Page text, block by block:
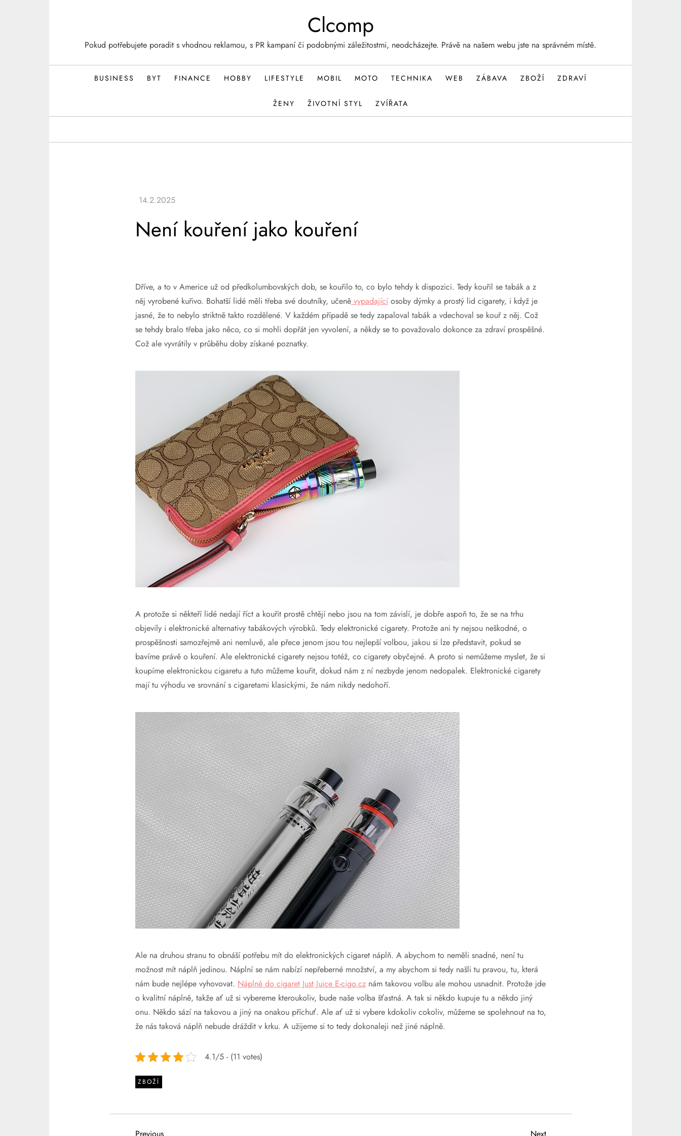
Clcomp
Pokud potřebujete poradit s vhodnou reklamou, s PR kampaní či podobnými záležitostmi, neodcházejte. Právě na našem webu jste na správném místě.
BUSINESS BYT FINANCE HOBBY LIFESTYLE MOBIL MOTO TECHNIKA WEB ZÁBAVA ZBOŽÍ ZDRAVÍ
ŽENY ŽIVOTNÍ STYL ZVÍŘATA
Není kouření jako kouření
Dříve, a to v Americe už od předkolumbovských dob, se kouřilo to, co bylo tehdy k dispozici. Tedy kouřil se tabák a z
něj vyrobené kuřivo. Bohatší lidé měli třeba své doutníky, učeněvypadajícíosoby dýmky a prostý lid cigarety, i když je
jasné, že to nebylo striktně takto rozdělené. V každém případě se tedy zapaloval tabák a vdechoval se kouř z něj. Což
se tehdy bralo třeba jako něco, co si mohli dopřát jen vyvolení, a někdy se to považovalo dokonce za zdraví prospěšné.
Což ale vyvrátily v průběhu doby získané poznatky.
A protože si někteří lidé nedají říct a kouřit prostě chtějí nebo jsou na tom závislí, je dobře aspoň to, že se na trhu
objevily i elektronické alternativy tabákových výrobků. Tedy elektronické cigarety. Protože ani ty nejsou neškodné, o
prospěšnosti samozřejmě ani nemluvě, ale přece jenom jsou tou nejlepší volbou, jakou si lze představit, pokud se
bavíme právě o kouření. Ale elektronické cigarety nejsou totéž, co cigarety obyčejné. A proto si nemůžeme myslet, že si
koupíme elektronickou cigaretu a tuto můžeme kouřit, dokud nám z ní nezbyde jenom nedopalek. Elektronické cigarety
mají tu výhodu ve srovnání s cigaretami klasickými, že nám nikdy nedohoří.
Ale na druhou stranu to obnáší potřebu mít do elektronických cigaret náplň. A abychom to neměli snadné, není tu
možnost mít náplň jedinou. Náplní se nám nabízí nepřeberné množství, a my abychom si tedy našli tu pravou, tu, která
nám bude nejlépe vyhovovat. Náplně do cigaret Just Juice E-cigo.cznám takovou volbu ale mohou usnadnit. Protože jde
o kvalitní náplně, takže ať už si vybereme kteroukoliv, bude naše volba šťastná. A tak si někdo kupuje tu a někdo jiný
onu. Někdo sází na takovou a jiný na onakou příchuť. Ale ať už si vybere kdokoliv cokoliv, můžeme se spolehnout na to,
že nás taková náplň nebude dráždit v krku. A užijeme si to tedy dokonaleji než jiné náplně.
4.1/5 - (11 votes)
ZBOŽÍ
Previous Next